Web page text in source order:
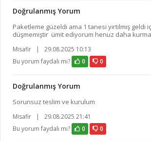
Doğrulanmış Yorum
Paketleme güzeldi ama 1 tanesi yırtılmış geldi
düşmemiştir ümit ediyorum henuz daha
Misafir |
29.08.2025 10:13
Bu yorum faydalı mı?
0 0
Doğrulanmış Yorum
Sorunsuz teslim ve kurulum
Misafir |
29.08.2025 21:41
Bu yorum faydalı mı?
0 0